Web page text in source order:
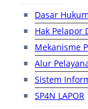
Dasar
Hak Pelapor
Mekanisme
Alur
Sistem
SP4N LAPOR